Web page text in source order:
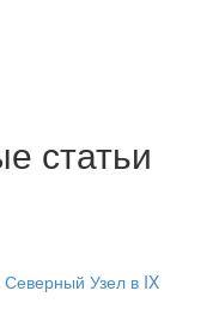
статьи
Узел в IX